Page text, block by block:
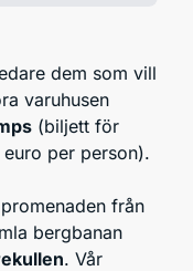
dem som vill
varuhusen
(biljett för
per person).
från
bergbanan
. Vår